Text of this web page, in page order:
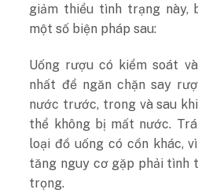
giảm thiểu tình trạng này,
một số biện pháp sau:
Uống rượu có kiểm soát
nhất để ngăn chặn say
nước trước, trong và sau
thể không bị mất nước.
loại đồ uống có cồn khác,
tăng nguy cơ gặp phải tình
trọng.